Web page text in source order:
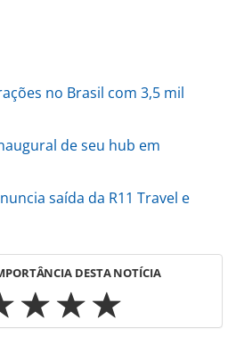
no Brasil com 3,5 mil
de seu hub em
saída da R11 Travel e
DESTA NOTÍCIA